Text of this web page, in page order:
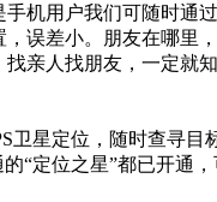
机用户我们可随时通
误差小。朋友在哪里
亲人找朋友，一定就
卫星定位，随时查寻
“定位之星”都已开通